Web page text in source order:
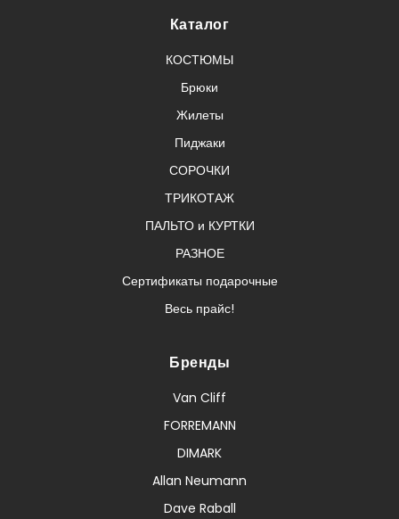
Каталог
КОСТЮМЫ
Брюки
Жилеты
Пиджаки
СОРОЧКИ
ТРИКОТАЖ
ПАЛЬТО и КУРТКИ
РАЗНОЕ
Сертификаты подарочные
Весь прайс!
Бренды
Van Cliff
FORREMANN
DIMARK
Allan Neumann
Dave Raball